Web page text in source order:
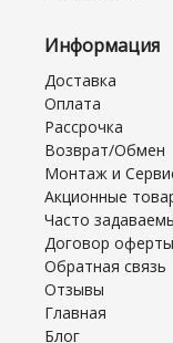
Информация
Доставка
Оплата
Рассрочка
Возврат/Обмен
Монтаж и
Акционные
Часто
Договор оферты
Обратная связь
Отзывы
Главная
Блог